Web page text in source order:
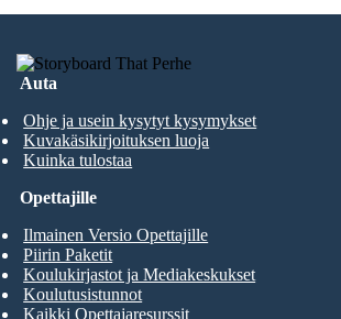
Auta
Ohje ja usein kysytyt kysymykset
Kuvakäsikirjoituksen luoja
Kuinka tulostaa
Opettajille
Ilmainen Versio Opettajille
Piirin Paketit
Koulukirjastot ja Mediakeskukset
Koulutusistunnot
Kaikki Opettajaresurssit